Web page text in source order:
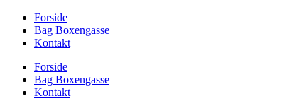
Forside
Bag Boxengasse
Kontakt
Forside
Bag Boxengasse
Kontakt